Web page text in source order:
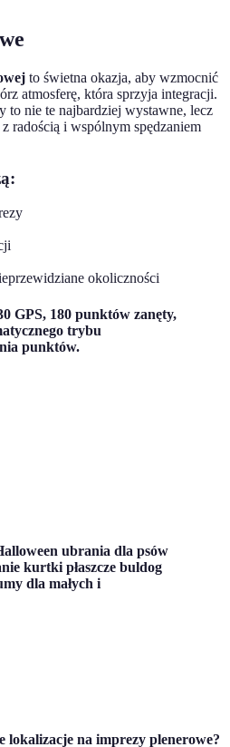
to świetna okazja, aby wzmocnić
atmosferę, która sprzyja integracji.
to nie te najbardziej wystawne, lecz
radością i wspólnym spędzaniem
okoliczności
GPS, 180 punktów zanęty,
trybu
punktów.
ubrania dla psów
kurtki płaszcze buldog
dla małych i
lokalizacje na imprezy plenerowe?